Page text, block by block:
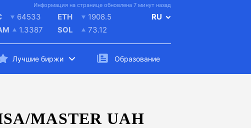
Информация на странице обновлена 7 минут назад
64533
1.3387
ETH
1908.5
SOL
73.12
RU
Лучшие биржи Образование
MASTER UAH